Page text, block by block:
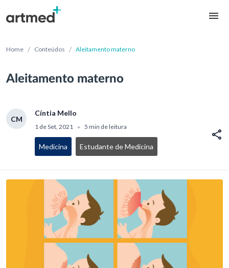
Home / Conteúdos / Aleitamento materno
Aleitamento materno
CM
Cíntia Mello
1 de Set, 2021 • 5 min de leitura
Medicina Estudante de Medicina